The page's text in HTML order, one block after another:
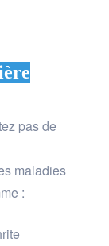
pas de
maladies
: